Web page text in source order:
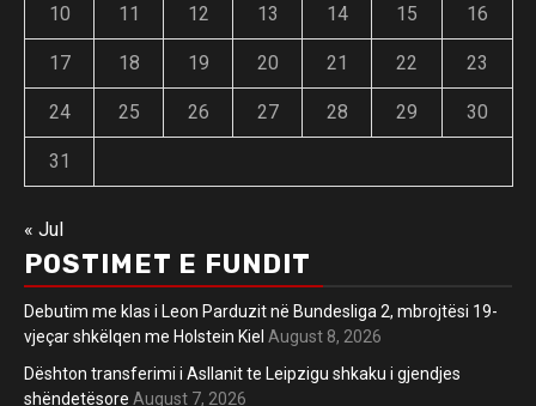
10 11 12 13 14 15 16
17 18 19 20 21 22 23
24 25 26 27 28 29 30
31
« Jul
POSTIMET E FUNDIT
Debutim me klas i Leon Parduzit në Bundesliga 2, mbrojtësi 19-
vjeçar shkëlqen me Holstein Kiel August 8, 2026
Dështon transferimi i Asllanit te Leipzigu shkaku i gjendjes
shëndetësore August 7, 2026